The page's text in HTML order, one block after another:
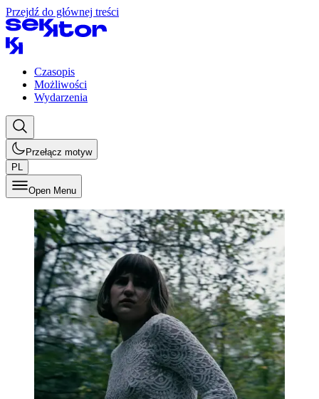
Przejdź do głównej treści
Czasopis
Możliwości
Wydarzenia
Przełącz motyw
PL
Open Menu